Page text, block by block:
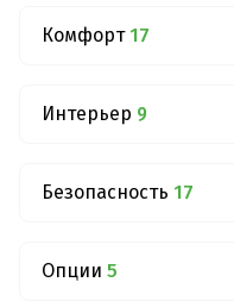
Комфорт 17
Интерьер 9
Безопасность 17
Опции 5